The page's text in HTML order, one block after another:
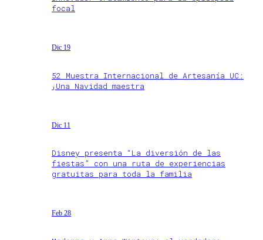
focal
Dic 19
52 Muestra Internacional de Artesanía UC:
¡Una Navidad maestra
Dic 11
Disney presenta “La diversión de las
fiestas” con una ruta de experiencias
gratuitas para toda la familia
Feb 28